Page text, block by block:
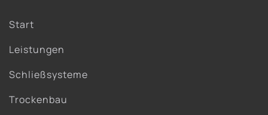
Start
Leistungen
Schließsysteme
Trockenbau